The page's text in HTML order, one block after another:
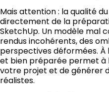
Mais attention : la qualité
directement de la
SketchUp. Un modèle mal
rendus incohérents, des
perspectives déformées. À
et bien préparée permet à
votre projet et de générer
réalistes.